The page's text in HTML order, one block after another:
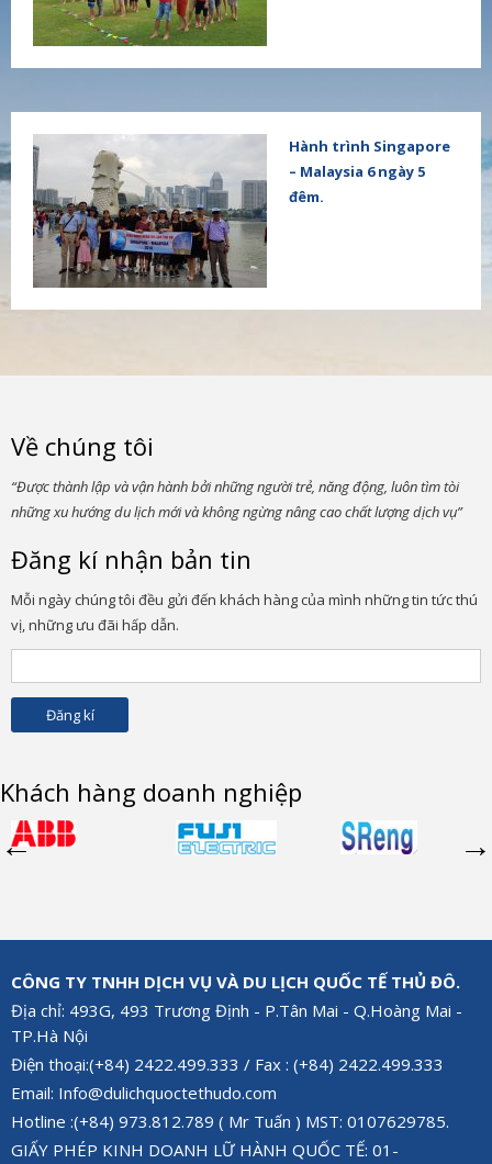
Hành trình Singapore
– Malaysia 6 ngày 5
đêm.
Về chúng tôi
“Được thành lập và vận hành bởi những người trẻ, năng động, luôn tìm tòi
những xu hướng du lịch mới và không ngừng nâng cao chất lượng dịch vụ”
Đăng kí nhận bản tin
Mỗi ngày chúng tôi đều gửi đến khách hàng của mình những tin tức thú
vị, những ưu đãi hấp dẫn.
Khách hàng doanh nghiệp
CÔNG TY TNHH DỊCH VỤ VÀ DU LỊCH QUỐC TẾ THỦ ĐÔ.
Địa chỉ: 493G, 493 Trương Định - P.Tân Mai - Q.Hoàng Mai -
TP.Hà Nội
Điện thoại:(+84) 2422.499.333 / Fax : (+84) 2422.499.333
Email: Info@dulichquoctethudo.com
Hotline :(+84) 973.812.789 ( Mr Tuấn ) MST: 0107629785.
GIẤY PHÉP KINH DOANH LỮ HÀNH QUỐC TẾ: 01-